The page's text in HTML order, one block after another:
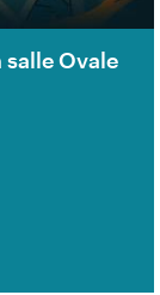
salle Ovale